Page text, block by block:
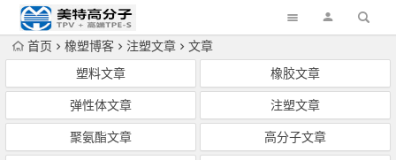
首页 橡塑博客 注塑文章
文章
塑料文章
橡胶文章
弹性体文章 注塑文章
聚氨酯文章 高分子文章